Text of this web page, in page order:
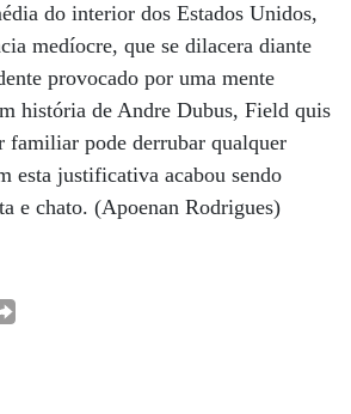
do interior dos Estados Unidos,
medíocre, que se dilacera diante
provocado por uma mente
história de Andre Dubus, Field quis
familiar pode derrubar qualquer
esta justificativa acabou sendo
e chato. (Apoenan Rodrigues)